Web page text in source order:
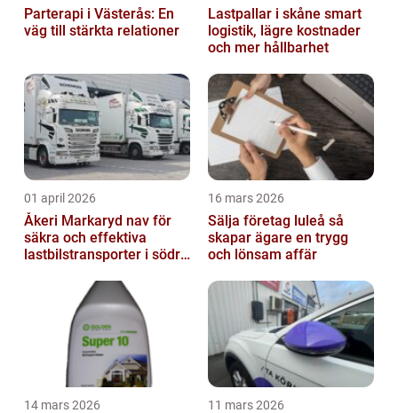
Parterapi i Västerås: En
väg till stärkta relationer
Lastpallar i skåne smart
logistik, lägre kostnader
och mer hållbarhet
01 april 2026
Åkeri Markaryd nav för
säkra och effektiva
lastbilstransporter i södra
16 mars 2026
Sälja företag luleå så
skapar ägare en trygg
och lönsam affär
14 mars 2026 11 mars 2026